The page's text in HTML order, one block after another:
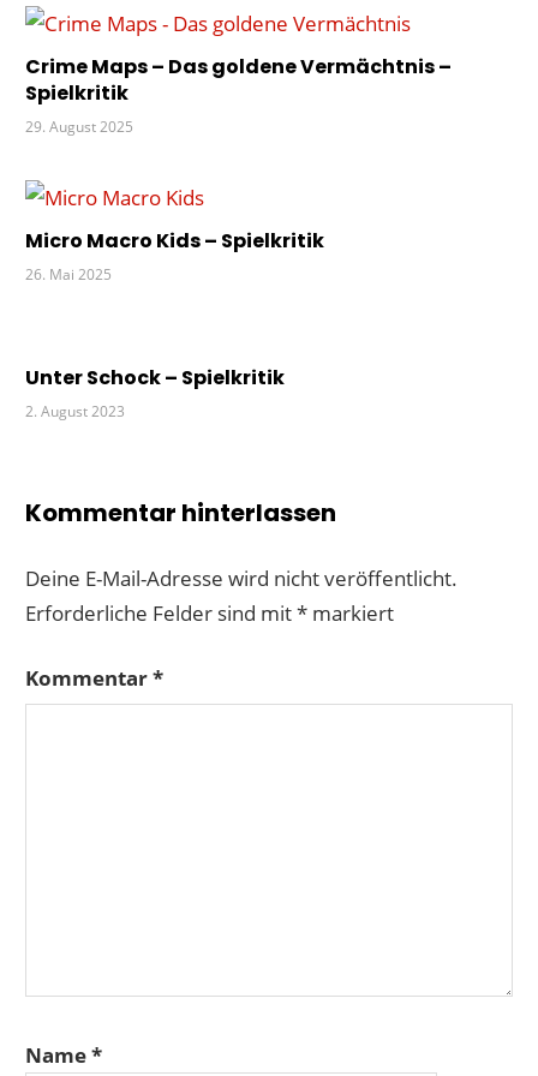
TATORT
Crime Maps – Das goldene Vermächtnis –
Spielkritik
29. August 2025
Micro Macro Kids – Spielkritik
26. Mai 2025
Unter Schock – Spielkritik
2. August 2023
Kommentar hinterlassen
Deine E-Mail-Adresse wird nicht veröffentlicht.
Erforderliche Felder sind mit* markiert
Kommentar*
Name*